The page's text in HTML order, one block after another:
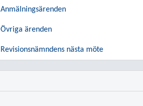
Anmälningsärenden
Övriga ärenden
Revisionsnämndens nästa möte